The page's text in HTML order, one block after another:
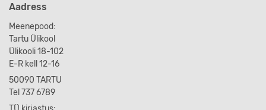
Aadress
Meenepood:
Tartu Ülikool
Ülikooli 18-102
E-R kell 12-16
50090 TARTU
Tel 737 6789